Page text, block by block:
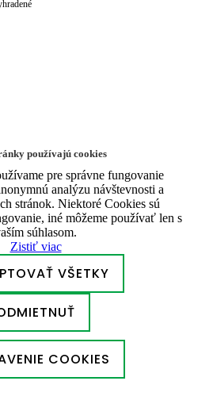
používajú cookies
pre správne fungovanie
analýzu návštevnosti a
stránok. Niektoré Cookies sú
iné môžeme používať len s
súhlasom.
Zistiť viac
VŠETKY
COOKIES